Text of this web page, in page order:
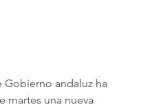
Gobierno andaluz ha
martes una nueva